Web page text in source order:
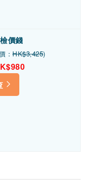
價錢
： HK$3,425)